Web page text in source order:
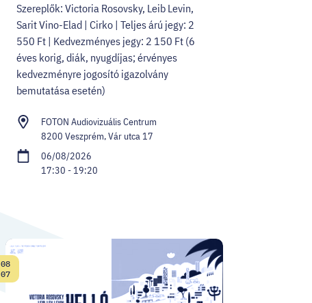
Szereplők: Victoria Rosovsky, Leib Levin,
Sarit Vino-Elad | Cirko | Teljes árú jegy: 2
550 Ft | Kedvezményes jegy: 2 150 Ft (6
éves korig, diák, nyugdíjas; érvényes
kedvezményre jogosító igazolvány
bemutatása esetén)
FOTON Audiovizuális Centrum
8200 Veszprém, Vár utca 17
06/08/2026
17:30 - 19:20
Date:
08
07